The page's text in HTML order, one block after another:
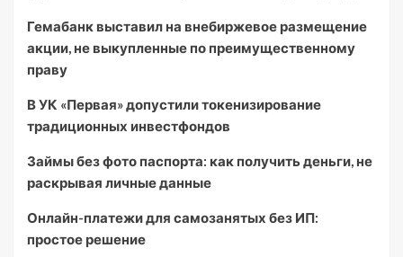
Гемабанк выставил на внебиржевое размещение
акции, не выкупленные по преимущественному
праву
В УК «Первая» допустили токенизирование
традиционных инвестфондов
Займы без фото паспорта: как получить деньги, не
раскрывая личные данные
Онлайн-платежи для самозанятых без ИП:
простое решение